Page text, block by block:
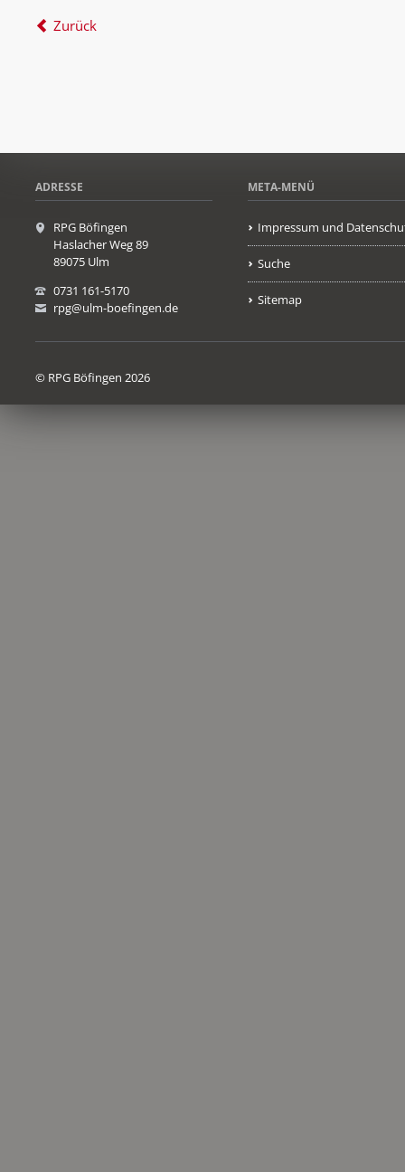
Zurück
ADRESSE
RPG Böfingen
Haslacher Weg 89
89075 Ulm
0731 161-5170
rpg@ulm-boefingen.de
META-MENÜ
Impressum und
Suche
Sitemap
© RPG Böfingen 2026